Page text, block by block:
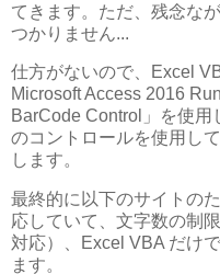
てきます。ただ、残念な
つかりません...
仕方がないので、Excel
Microsoft Access 2016
BarCode Control」を使
のコントロールを使用し
します。
最終的に以下のサイトの
応していて、文字数の制
対応）、Excel VBA だけ
ます。